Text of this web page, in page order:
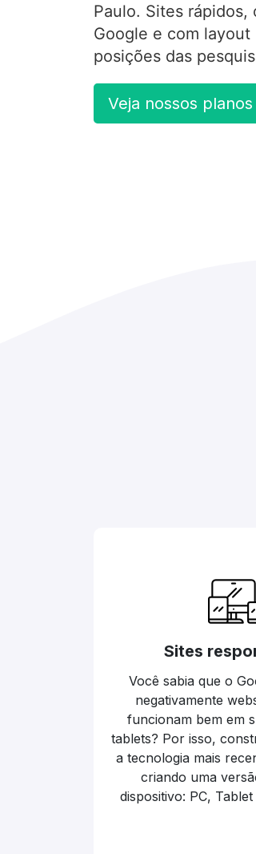
Paulo. Sites
Google e com
posições das
Veja nossos planos
Sites
Você sabia que o
negativamente
funcionam bem em
tablets? Por isso,
a tecnologia mais
criando uma
dispositivo: PC,